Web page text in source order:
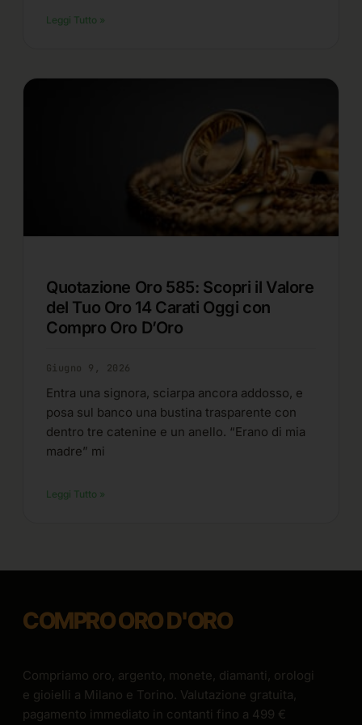
Leggi Tutto »
Quotazione Oro 585: Scopri il Valore
del Tuo Oro 14 Carati Oggi con
Compro Oro D’Oro
Giugno 9, 2026
Entra una signora, sciarpa ancora addosso, e
posa sul banco una bustina trasparente con
dentro tre catenine e un anello. “Erano di mia
madre” mi
Leggi Tutto »
COMPRO ORO D'ORO
Compriamo oro, argento, monete, diamanti, orologi
e gioielli a Milano e Torino. Valutazione gratuita,
pagamento immediato in contanti fino a 499 €